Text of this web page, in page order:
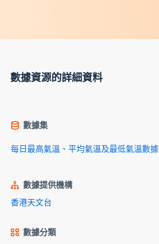
數據資源的詳細資料
數據集
每日最高氣溫、平均氣溫及最低氣溫數據
數據提供機構
香港天文台
數據分類